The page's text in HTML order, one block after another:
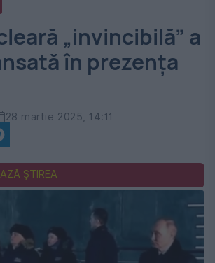
„invincibilă” a
în prezența
28 martie 2025, 14:11
ȘTIREA